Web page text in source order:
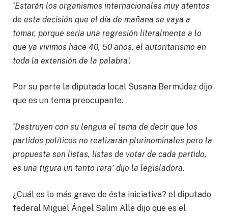
‘Estarán los organismos internacionales muy atentos
de esta decisión que el día de mañana se vaya a
tomar, porque sería una regresión literalmente a lo
que ya vivimos hace 40, 50 años, el autoritarismo en
toda la extensión de la palabra’.
Por su parte la diputada local Susana Bermúdez dijo
que es un tema preocupante.
‘Destruyen con su lengua el tema de decir que los
partidos políticos no realizarán plurinominales pero la
propuesta son listas, listas de votar de cada partido,
es una figura un tanto rara’ dijo la legisladora.
¿Cuál es lo más grave de ésta iniciativa? el diputado
federal Miguel Ángel Salim Alle dijo que es el